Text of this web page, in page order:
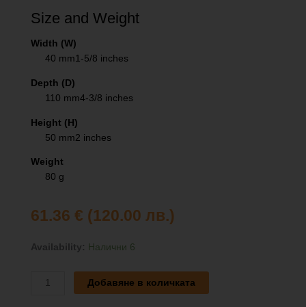
Size and Weight
Width (W)
40 mm1-5/8 inches
Depth (D)
110 mm4-3/8 inches
Height (H)
50 mm2 inches
Weight
80 g
61.36 € (120.00 лв.)
Availability: Налични 6
количество
Добавяне в количката